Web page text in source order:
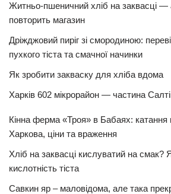
Житньо-пшеничний хліб на заквасці —
повторить магазин
Дріжджовий пиріг зі смородиною:
пухкого тіста та смачної начинки
Як зробити закваску для хліба вдома
Харків 602 мікрорайон — частина
Кінна ферма «Троя» в Бабаях: катання
Харкова, ціни та враження
Хліб на заквасці кислуватий на смак?
кислотність тіста
Савкин яр – маловідома, але така